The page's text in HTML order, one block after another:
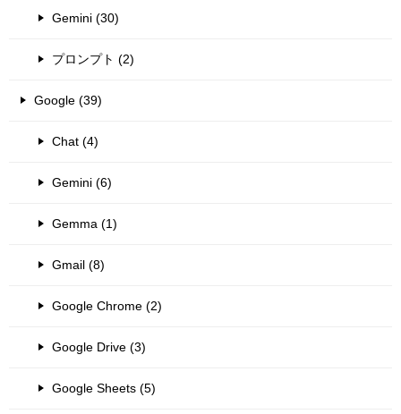
Gemini (30)
プロンプト (2)
Google (39)
Chat (4)
Gemini (6)
Gemma (1)
Gmail (8)
Google Chrome (2)
Google Drive (3)
Google Sheets (5)